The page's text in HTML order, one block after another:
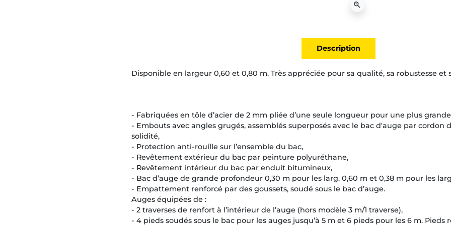
zoom_in
Description
Disponible en largeur 0,60 et 0,80 m. Très appréciée pour sa qualité, sa robustesse et
- Fabriquées en tôle d’acier de 2 mm pliée d’une seule longueur pour une plus
- Embouts avec angles grugés, assemblés superposés avec le bac d'auge par cordon
solidité,
- Protection anti-rouille sur l’ensemble du bac,
- Revêtement extérieur du bac par peinture polyuréthane,
- Revêtement intérieur du bac par enduit bitumineux,
- Bac d’auge de grande profondeur 0,30 m pour les larg. 0,60 m et 0,38 m pour les
- Empattement renforcé par des goussets, soudé sous le bac d’auge.
Auges équipées de :
- 2 traverses de renfort à l’intérieur de l’auge (hors modèle 3 m/1 traverse),
- 4 pieds soudés sous le bac pour les auges jusqu’à 5 m et 6 pieds pour les 6 m. Pieds